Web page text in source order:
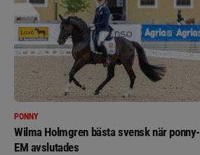
PONNY
Wilma Holmgren bästa svensk när ponny-
EM avslutades